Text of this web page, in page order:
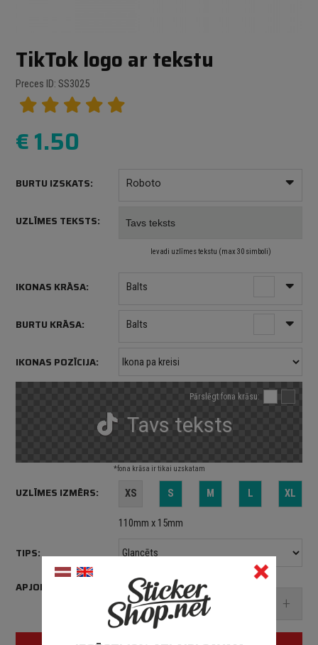
TikTok logo ar tekstu
Preces ID: SS3025
€1.50
BURTU IZSKATS: Roboto
UZLĪMES TEKSTS:
Ievadi uzlīmes tekstu (max 30 simboli)
IKONAS KRĀSA: Balts
BURTU KRĀSA: Balts
IKONAS POZĪCIJA:
Tavs teksts
Pārslēgt fona krāsu:
*fona krāsa ir tikai uzskatam
UZLĪMES IZMĒRS: XS S M L XL
110mm x 15mm
TIPS:
APJOMS:
- +